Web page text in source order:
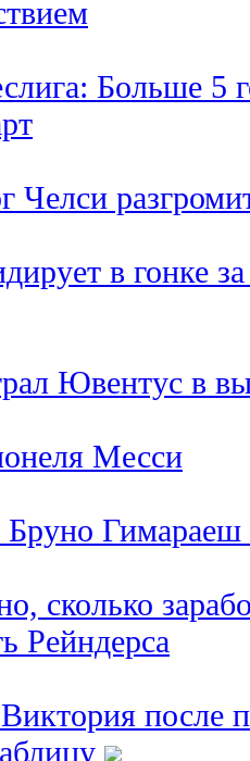
Больше 5
Челси
в гонке
Ювентус в
Месси
Гимараеш
сколько
Рейндерса
после